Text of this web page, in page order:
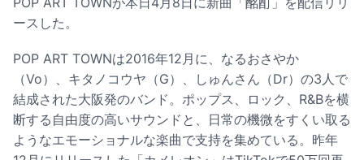
ースした。
POP ART TOWNは2016年12月に、なるおさやか
（Vo）、キタノコウヤ（G）、しゅんさん（Dr）の3人で
結成された大阪発のバンド。ポップス、ロック、R&Bを横
断する自由度の高いサウンドと、日常の機微をすくい取る
ようなエモーショナルな楽曲で支持を集めている。昨年